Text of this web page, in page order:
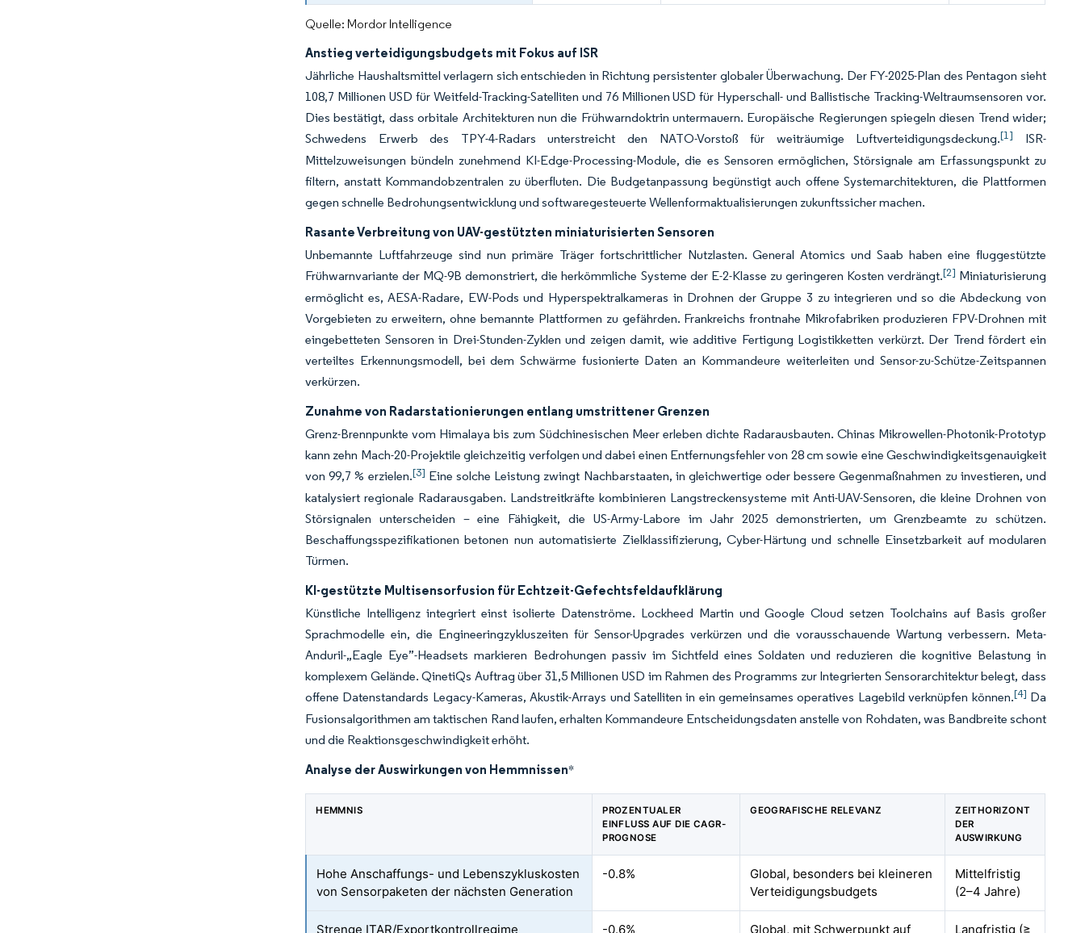
Quelle: Mordor Intelligence
Anstieg verteidigungsbudgets mit Fokus auf ISR
Jährliche Haushaltsmittel verlagern sich entschieden in Richtung persistenter globaler Überwachung. Der FY-2025-Plan des Pentagon sieht
108,7 Millionen USD für Weitfeld-Tracking-Satelliten und 76 Millionen USD für Hyperschall- und Ballistische Tracking-Weltraumsensoren vor.
Dies bestätigt, dass orbitale Architekturen nun die Frühwarndoktrin untermauern. Europäische Regierungen spiegeln diesen Trend wider;
Schwedens Erwerb des TPY-4-Radars unterstreicht den NATO-Vorstoß für weiträumige Luftverteidigungsdeckung.[1]
ISR-
Mittelzuweisungen bündeln zunehmend KI-Edge-Processing-Module, die es Sensoren ermöglichen, Störsignale am Erfassungspunkt zu
filtern, anstatt Kommandobzentralen zu überfluten. Die Budgetanpassung begünstigt auch offene Systemarchitekturen, die Plattformen
gegen schnelle Bedrohungsentwicklung und softwaregesteuerte Wellenformaktualisierungen zukunftssicher machen.
Rasante Verbreitung von UAV-gestützten miniaturisierten Sensoren
Unbemannte Luftfahrzeuge sind nun primäre Träger fortschrittlicher Nutzlasten. General Atomics und Saab haben eine fluggestützte
Frühwarnvariante der MQ-9B demonstriert, die herkömmliche Systeme der E-2-Klasse zu geringeren Kosten verdrängt.[2] Miniaturisierung
ermöglicht es, AESA-Radare, EW-Pods und Hyperspektralkameras in Drohnen der Gruppe 3 zu integrieren und so die Abdeckung von
Vorgebieten zu erweitern, ohne bemannte Plattformen zu gefährden. Frankreichs frontnahe Mikrofabriken produzieren FPV-Drohnen mit
eingebetteten Sensoren in Drei-Stunden-Zyklen und zeigen damit, wie additive Fertigung Logistikketten verkürzt. Der Trend fördert ein
verteiltes Erkennungsmodell, bei dem Schwärme fusionierte Daten an Kommandeure weiterleiten und Sensor-zu-Schütze-Zeitspannen
verkürzen.
Zunahme von Radarstationierungen entlang umstrittener Grenzen
Grenz-Brennpunkte vom Himalaya bis zum Südchinesischen Meer erleben dichte Radarausbauten. Chinas Mikrowellen-Photonik-Prototyp
kann zehn Mach-20-Projektile gleichzeitig verfolgen und dabei einen Entfernungsfehler von 28 cm sowie eine Geschwindigkeitsgenauigkeit
von 99,7 % erzielen.[3] Eine solche Leistung zwingt Nachbarstaaten, in gleichwertige oder bessere Gegenmaßnahmen zu investieren, und
katalysiert regionale Radarausgaben. Landstreitkräfte kombinieren Langstreckensysteme mit Anti-UAV-Sensoren, die kleine Drohnen von
Störsignalen unterscheiden – eine Fähigkeit, die US-Army-Labore im Jahr 2025 demonstrierten, um Grenzbeamte zu schützen.
Beschaffungsspezifikationen betonen nun automatisierte Zielklassifizierung, Cyber-Härtung und schnelle Einsetzbarkeit auf modularen
Türmen.
KI-gestützte Multisensorfusion für Echtzeit-Gefechtsfeldaufklärung
Künstliche Intelligenz integriert einst isolierte Datenströme. Lockheed Martin und Google Cloud setzen Toolchains auf Basis großer
Sprachmodelle ein, die Engineeringzykluszeiten für Sensor-Upgrades verkürzen und die vorausschauende Wartung verbessern. Meta-
Anduril-„Eagle Eye”-Headsets markieren Bedrohungen passiv im Sichtfeld eines Soldaten und reduzieren die kognitive Belastung in
komplexem Gelände. QinetiQs Auftrag über 31,5 Millionen USD im Rahmen des Programms zur Integrierten Sensorarchitektur belegt, dass
offene Datenstandards Legacy-Kameras, Akustik-Arrays und Satelliten in ein gemeinsames operatives Lagebild verknüpfen können.[4] Da
Fusionsalgorithmen am taktischen Rand laufen, erhalten Kommandeure Entscheidungsdaten anstelle von Rohdaten, was Bandbreite schont
und die Reaktionsgeschwindigkeit erhöht.
Analyse der Auswirkungen von Hemmnissen*
HEMMNIS
PROZENTUALER
EINFLUSS AUF DIE CAGR-
PROGNOSE
GEOGRAFISCHE RELEVANZ
ZEITHORIZONT
DER
AUSWIRKUNG
Hohe Anschaffungs- und Lebenszykluskosten
von Sensorpaketen der nächsten Generation
-0.8%
Global, besonders bei kleineren
Verteidigungsbudgets
Mittelfristig
(2–4 Jahre)
Strenge ITAR/Exportkontrollregime -0.6% Global, mit Schwerpunkt auf Langfristig (≥